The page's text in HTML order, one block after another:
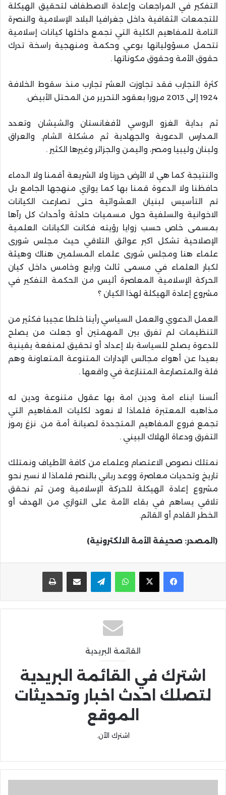
التفكير في المراجعات وإعادة الاصطفاف لتحقيق الهيكلة
للتجمعات الثقافية داخل جغرافيا البلاد الإسلامية والنصرة
التامة للمفاهيم الكلية التي تجمع داخلها كيانات إسلامية
تتحمل مسؤولياتها بوعي وحكمة ومنهجية راسخة تدرك
حقوق الأمة وحقوق مكوناتها .
كثرة التجارب فقد تجاوزت العشر تجارب منذ سقوط الخلافة
1924 إلى 2013 مرورا بعقود التحرير من المحتل الأبيض.
ثم بداية الغزو الروسي لأفغانستان والشيشان وتعدد
المدارس الدعوية والجهادية ثم مشكلة الشام. والعراق
ولبنان وليبيا ومصر، واليمن والجزائر وغيرها الكثير .
والنتيجة كما هي لا الأرض حررنا ولا الشريعة أقمنا ولا الدماء
حافظنا ولا الدعوة قمنا بها كما يوازي منهجها الجامع بل
تم التأسيس لبنيان العشوائية حتى تصارعت الكيانات
الاخوانية والسلفية حول مسميات حادثة وأحداث كل رآها
بمسمى خاص حسب زوايا رؤيته فكانت الكيانات العلمية
الإصلاحية تشكل اكبر عوائق التلاقي حيث مجلس شورى
علماء هنا ومجلس شورى علماء المسلمين هناك وهيئة
لكبار العلماء في مسمى ثالث ورابع وخامس داخل كيان
الحركة الإسلامية المعاصرة أليس من الحكمة التفكير في
مشروع إعادة الهيكلة لهذا الكيان ؟
العمل الدعوي والعمل السياسي رأينا خلطا عجيبا فكثير من
التنظيمات لم تفرق بين المهمتين أو جعلت من يصلح
للدعوة يصلح للسياسة بلا إعداد أو تحقيق لمنفعة يقينية
بعيدا عن أهواء مجالس الإدارات المتنوعة المتعاونة وهم
قلة والمتصارعة المتنازعة في واقعها .
ألسنا ابناء امة ودين امة بها عقول متنوعة ودين له
مذاهبه المعتبرة فلماذا لا نعود لكليات المفاهيم التي
تجمع فروع المفاهيم المتجددة لصيانة أمة من. نزغ رموز
التفرق ودعاة الهلاك البيني .
نمتلك نصوص الاعتصام وعلماء من كافة الأطياف ونمتلك
تاريخ وتحديات معاصرة ووعد رباني بالنصر فلماذا لا نسير نحو
مشروع إعادة الهيكلة للحركة الإسلامية ومن ثم نحقق
تلاقي يساهم في بقاء الأمة على التوازي من الهدف أو
الخطر القادم أو القائم.
(المصدر: صحيفة الأمة الالكترونية)
واتساب تيلقرام مشاركة عبر البريد
القائمة البريدية
اشترك في القائمة البريدية
لتصلك احدث اخبار وتحديثات
الموقع
اشترك الآن.